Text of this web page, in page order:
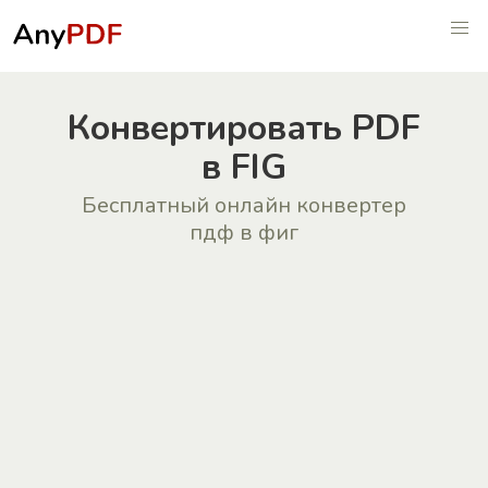
Конвертировать PDF
в FIG
Бесплатный онлайн конвертер
пдф в фиг